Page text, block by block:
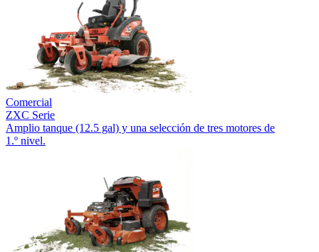
Comercial
ZXC Serie
Amplio tanque (12.5 gal) y una selección de tres motores de
1.º nivel.